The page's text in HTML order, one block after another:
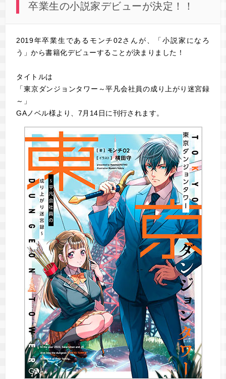
卒業生の小説家デビューが決定！！
2019年卒業生であるモンチ02さんが、「小説家になろ
う」から書籍化デビューすることが決まりました！
タイトルは
「東京ダンジョンタワー～平凡会社員の成り上がり迷宮録
～」
GAノベル様より、7月14日に刊行されます。